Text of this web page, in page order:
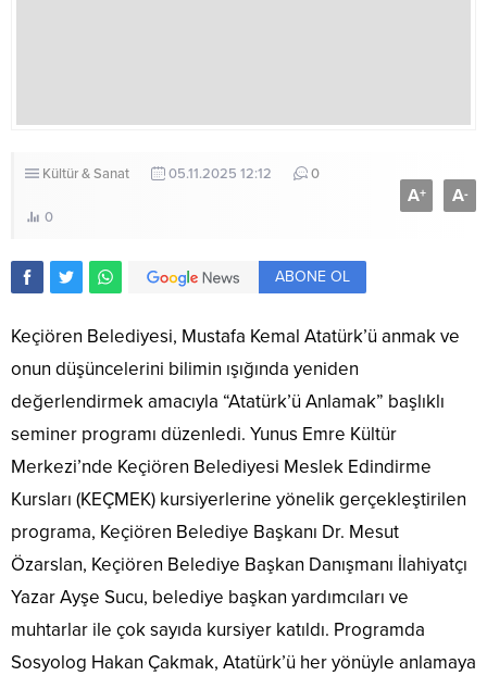
Kültür & Sanat 05.11.2025 12:12 0
0
A+ A-
ABONE OL
Keçiören Belediyesi, Mustafa Kemal Atatürk’ü anmak ve
onun düşüncelerini bilimin ışığında yeniden
değerlendirmek amacıyla “Atatürk’ü Anlamak” başlıklı
seminer programı düzenledi. Yunus Emre Kültür
Merkezi’nde Keçiören Belediyesi Meslek Edindirme
Kursları (KEÇMEK) kursiyerlerine yönelik gerçekleştirilen
programa, Keçiören Belediye Başkanı Dr. Mesut
Özarslan, Keçiören Belediye Başkan Danışmanı İlahiyatçı
Yazar Ayşe Sucu, belediye başkan yardımcıları ve
muhtarlar ile çok sayıda kursiyer katıldı. Programda
Sosyolog Hakan Çakmak, Atatürk’ü her yönüyle anlamaya